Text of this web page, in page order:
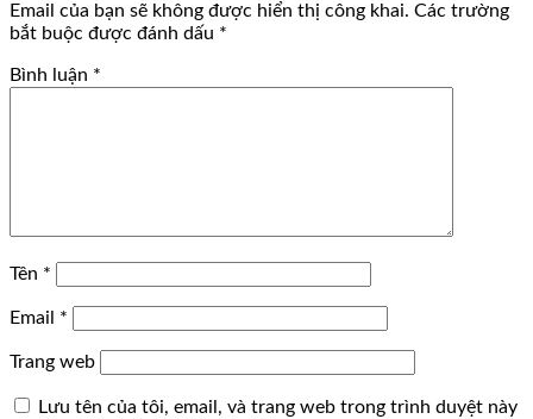
Email của bạn sẽ không được hiển thị công khai. Các trường
bắt buộc được đánh dấu *
Bình luận *
Tên *
Email *
Trang web
Lưu tên của tôi, email, và trang web trong trình duyệt này